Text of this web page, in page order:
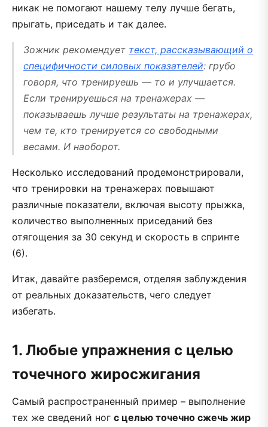
никак не помогают нашему телу лучше бегать,
прыгать, приседать и так далее.
Зожник рекомендует текст, рассказывающий о
специфичности силовых показателей: грубо
говоря, что тренируешь — то и улучшается.
Если тренируешься на тренажерах —
показываешь лучше результаты на тренажерах,
чем те, кто тренируется со свободными
весами. И наоборот.
Несколько исследований продемонстрировали,
что тренировки на тренажерах повышают
различные показатели, включая высоту прыжка,
количество выполненных приседаний без
отягощения за 30 секунд и скорость в спринте
(6).
Итак, давайте разберемся, отделяя заблуждения
от реальных доказательств, чего следует
избегать.
1. Любые упражнения с целью
точечного жиросжигания
Самый распространенный пример – выполнение
тех же сведений ног с целью точечно сжечь жир